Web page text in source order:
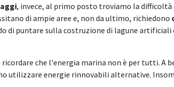
, invece, al primo posto troviamo la difficoltà
di ampie aree e, non da ultimo, richiedono
di puntare sulla costruzione di lagune
ricordare che l'energia marina non è per tutti.
utilizzare energie rinnovabili alternative.